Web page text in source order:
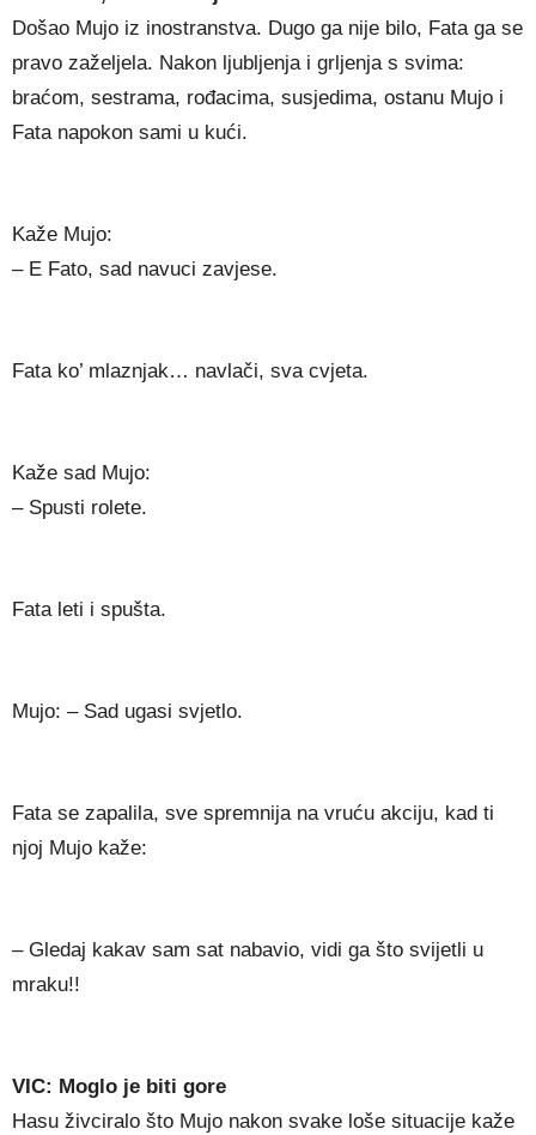
Došao Mujo iz inostranstva. Dugo ga nije bilo, Fata ga se
pravo zaželjela. Nakon ljubljenja i grljenja s svima:
braćom, sestrama, rođacima, susjedima, ostanu Mujo i
Fata napokon sami u kući.
Kaže Mujo:
– E Fato, sad navuci zavjese.
Fata ko’ mlaznjak… navlači, sva cvjeta.
Kaže sad Mujo:
– Spusti rolete.
Fata leti i spušta.
Mujo: – Sad ugasi svjetlo.
Fata se zapalila, sve spremnija na vruću akciju, kad ti
njoj Mujo kaže:
– Gledaj kakav sam sat nabavio, vidi ga što svijetli u
mraku!!
VIC: Moglo je biti gore
Hasu živciralo što Mujo nakon svake loše situacije kaže